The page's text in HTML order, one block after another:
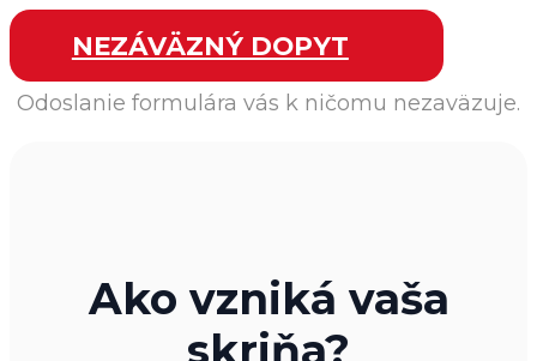
NEZÁVÄZNÝ DOPYT
Odoslanie formulára vás k ničomu nezaväzuje.
Ako vzniká vaša
skriňa?